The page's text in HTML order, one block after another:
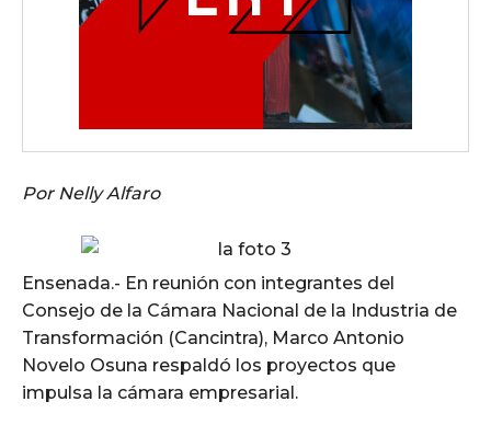
Por Nelly Alfaro
Ensenada.- En reunión con integrantes del
Consejo de la Cámara Nacional de la Industria de
Transformación (Cancintra), Marco Antonio
Novelo Osuna respaldó los proyectos que
impulsa la cámara empresarial.